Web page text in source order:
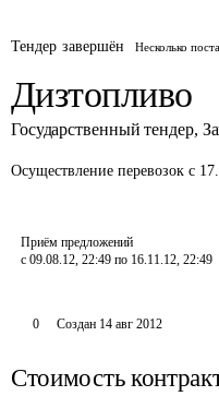
Тендер завершён Несколько
Дизтопливо
Государственный тендер,
Осуществление перевозок с
Приём предложений
с 09.08.12, 22:49 по 16.11.12, 22:49
0 Создан 14 авг 2012
Стоимость